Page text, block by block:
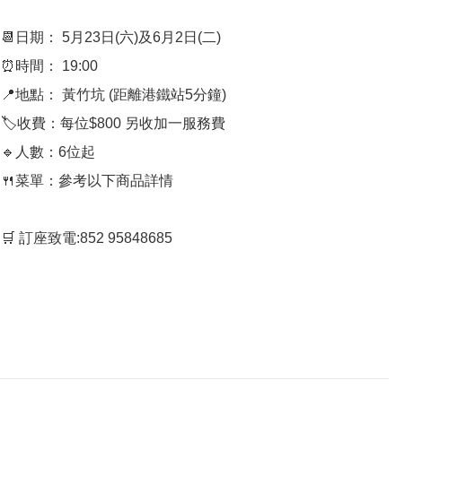
📆日期： 5月23日(六)及6月2日(二)
⏰時間： 19:00
📍地點： 黃竹坑 (距離港鐵站5分鐘)
🏷️收費：每位$800 另收加一服務費
🔹人數：6位起
🍴菜單：參考以下商品詳情
🛒 訂座致電:852 95848685